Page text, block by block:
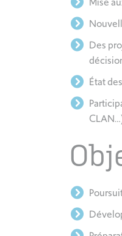
Des
État